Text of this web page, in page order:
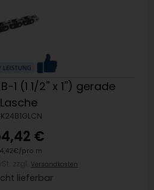
1 (1 1/2'' x 1'') gerade
Lasche
€
pro m
Versandkosten
lieferbar